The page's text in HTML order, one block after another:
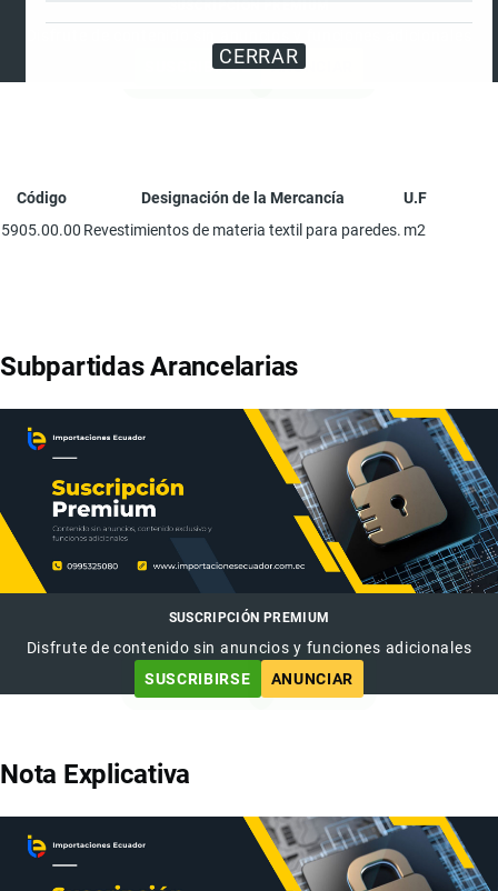
CERRAR
SUSCRIBIRSE
ANUNCIAR
Código Designación de la Mercancía
U.F
5905.00.00 Revestimientos de materia textil para paredes. m2
Subpartidas Arancelarias
SUSCRIPCIÓN PREMIUM
Disfrute de contenido sin anuncios y funciones adicionales
SUSCRIBIRSE
ANUNCIAR
Nota Explicativa